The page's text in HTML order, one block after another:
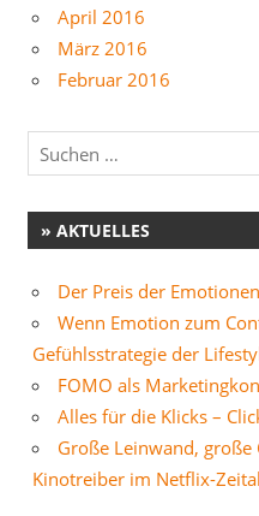
April 2016
März 2016
Februar 2016
» AKTUELLES
Der Preis der
Wenn Emotion zum
Gefühlsstrategie der
FOMO als
Alles für die Klicks –
Große Leinwand,
Kinotreiber im Netflix-